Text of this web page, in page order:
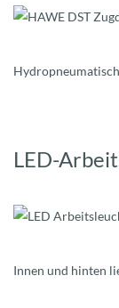
LED-
Innen und hinten